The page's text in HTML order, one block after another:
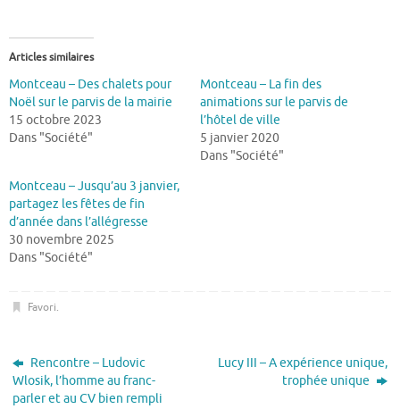
Articles similaires
Montceau – Des chalets pour
Noël sur le parvis de la mairie
15 octobre 2023
Dans "Société"
Montceau – La fin des
animations sur le parvis de
l’hôtel de ville
5 janvier 2020
Dans "Société"
Montceau – Jusqu’au 3 janvier,
partagez les fêtes de fin
d’année dans l’allégresse
30 novembre 2025
Dans "Société"
Favori.
Rencontre – Ludovic
Wlosik, l’homme au franc-
parler et au CV bien rempli
Lucy III – A expérience unique,
trophée unique